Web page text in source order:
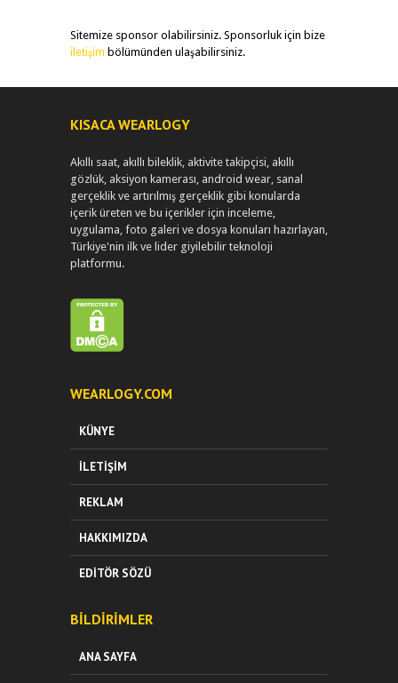
Sitemize sponsor olabilirsiniz. Sponsorluk için bize
iletişim bölümünden ulaşabilirsiniz.
KISACA WEARLOGY
Akıllı saat, akıllı bileklik, aktivite takipçisi, akıllı
gözlük, aksiyon kamerası, android wear, sanal
gerçeklik ve artırılmış gerçeklik gibi konularda
içerik üreten ve bu içerikler için inceleme,
uygulama, foto galeri ve dosya konuları hazırlayan,
Türkiye'nin ilk ve lider giyilebilir teknoloji
platformu.
WEARLOGY.COM
KÜNYE
İLETIŞIM
REKLAM
HAKKIMIZDA
EDITÖR SÖZÜ
BILDIRIMLER
ANA SAYFA